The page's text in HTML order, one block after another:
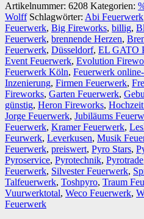
Artikelnummer: 6208 Kategorien:
Wolff Schlagwörter: Abi Feuerwerk
Feuerwerk, Big Fireworks, billig,
Feuerwerk, brennende Herzen,
Feuerwerk, Düsseldorf, EL GATO
Event Feuerwerk, Evolution
Feuerwerk Köln, Feuerwerk
Inzenierung, Firmen Feuerwerk,
Fireworks, Garten Feuerwerk,
günstig, Heron Fireworks,
Jorge Feuerwerk, Jubiläums
Feuerwerk, Kramer Feuerwerk,
Feurwerk, Leverkusen, Musik
Feuerwerk, preiswert, Pyro Stars,
Pyroservice, Pyrotechnik, Pyrotrade
Feuerwerk, Silvester Feuerwerk,
Talfeuerwerk, Toshpyro, Traum
Vuurwerktotal, Weco Feuerwerk,
Feuerwerk